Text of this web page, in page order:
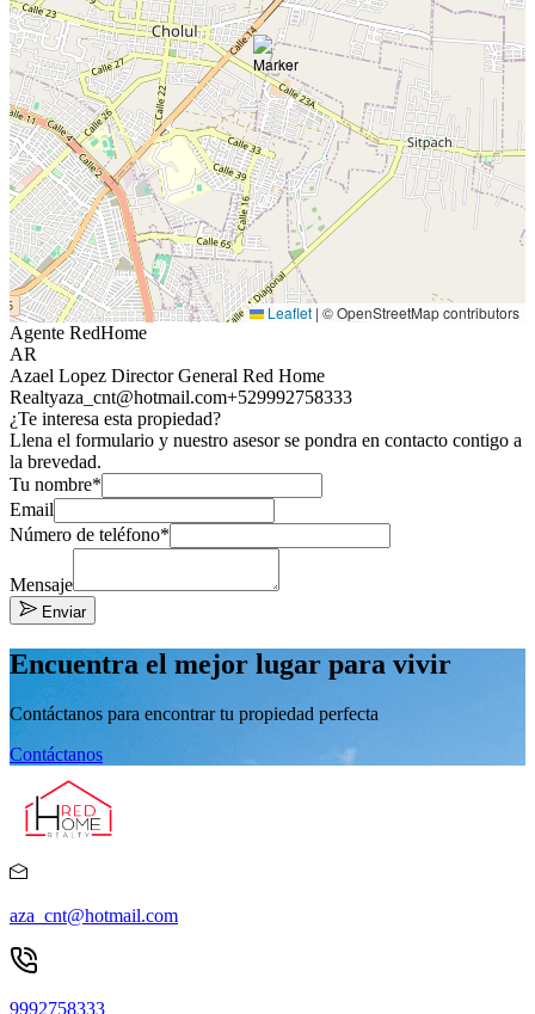
Leaflet | © OpenStreetMap contributors
Agente RedHome
AR
Azael Lopez Director General Red Home
Realtyaza_cnt@hotmail.com+529992758333
¿Te interesa esta propiedad?
Llena el formulario y nuestro asesor se pondra en contacto contigo a
la brevedad.
Tu nombre*
Email
Número de teléfono*
Mensaje
Enviar
Encuentra el mejor lugar para vivir
Contáctanos para encontrar tu propiedad perfecta
Contáctanos
aza_cnt@hotmail.com
9992758333